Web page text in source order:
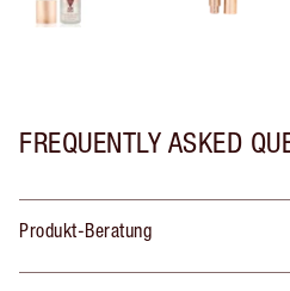
FREQUENTLY ASKED
Produkt-Beratung